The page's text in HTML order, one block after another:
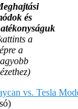
és
a
a
vs. Tesla